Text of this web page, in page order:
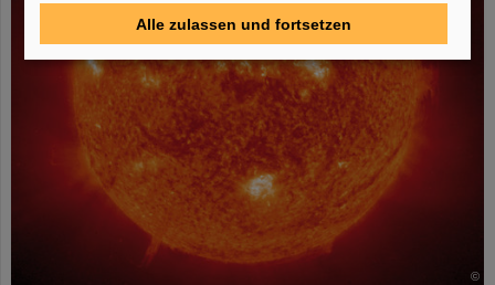
©
Alle zulassen und fortsetzen